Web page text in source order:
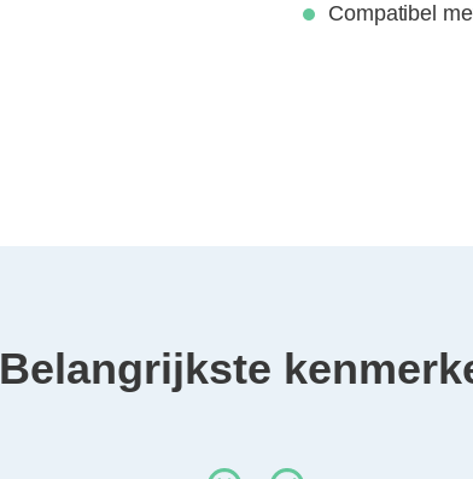
Compatibel
Belangrijkste